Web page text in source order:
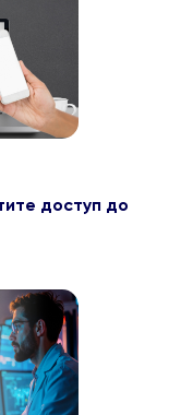
доступ до